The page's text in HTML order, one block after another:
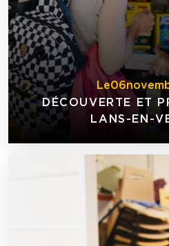
Le06
DÉCOUVERTE ET
LANS-EN-